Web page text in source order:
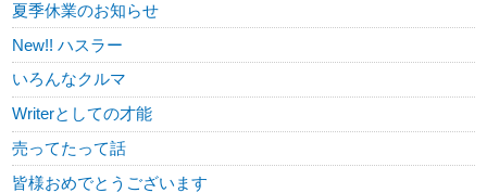
夏季休業のお知らせ
New!! ハスラー
いろんなクルマ
Writerとしての才能
売ってたって話
皆様おめでとうございます